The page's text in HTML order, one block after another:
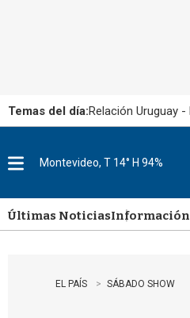
Temas del día:Relación Uruguay -
u
Montevideo, T 14° H 94%
Últimas NoticiasInformación
EL PAÍS SÁBADO SHOW